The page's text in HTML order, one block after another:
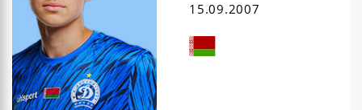
15.09.2007